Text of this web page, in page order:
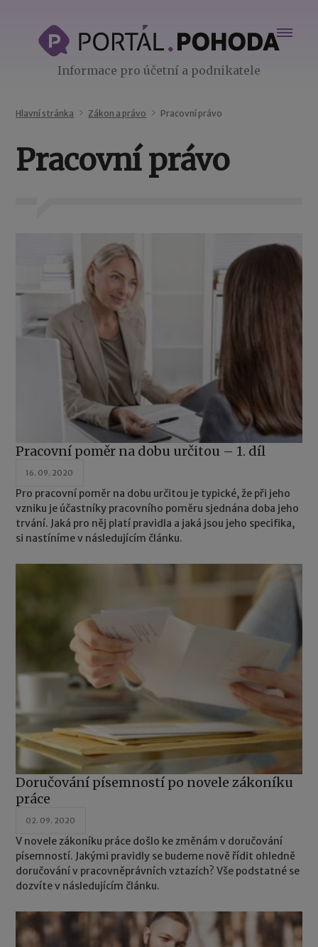
Informace pro účetní a podnikatele
Hlavní stránka Zákon a právo Pracovní právo
Pracovní právo
Pracovní poměr na dobu určitou – 1. díl
16. 09. 2020
Pro pracovní poměr na dobu určitou je typické, že při jeho
vzniku je účastníky pracovního poměru sjednána doba jeho
trvání. Jaká pro něj platí pravidla a jaká jsou jeho specifika,
si nastíníme v následujícím článku.
Doručování písemností po novele zákoníku
práce
02. 09. 2020
V novele zákoníku práce došlo ke změnám v doručování
písemností. Jakými pravidly se budeme nově řídit ohledně
doručování v pracovněprávních vztazích? Vše podstatné se
dozvíte v následujícím článku.